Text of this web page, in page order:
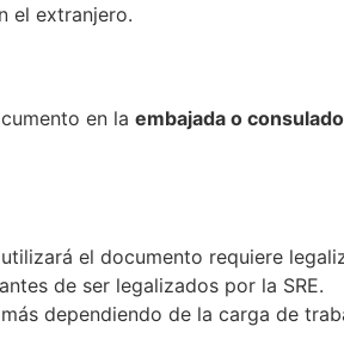
el extranjero.
en la embajada o consulado
el documento requiere
de ser legalizados por la SRE.
dependiendo de la carga de